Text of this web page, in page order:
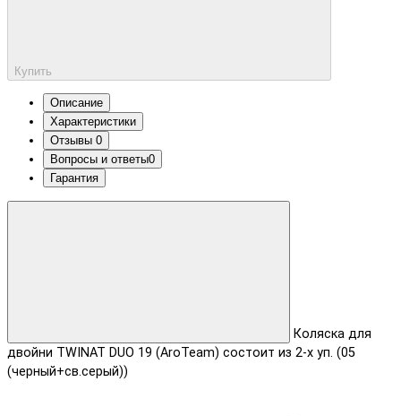
Купить
Описание
Характеристики
Отзывы 0
Вопросы и ответы0
Гарантия
Коляска для
двойни TWINAT DUO 19 (AroTeam) состоит из 2-х уп. (05
(черный+св.серый))